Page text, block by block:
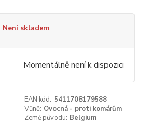
Není skladem
Momentálně není k dispozici
EAN kód: 5411708179588
Vůně: Ovocná - proti komárům
Země původu: Belgium